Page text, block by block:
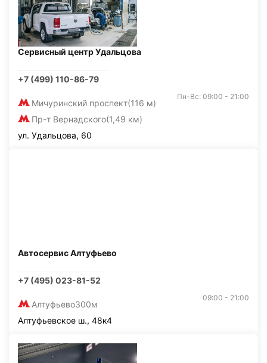
Сервисный центр Удальцова
+7 (499) 110-86-79
Мичуринский проспект(116 м)
Пр-т Вернадского(1,49 км)
Пн-Вс: 09:00 - 21:00
ул. Удальцова, 60
Автосервис Алтуфьево
+7 (495) 023-81-52
Алтуфьево300м
09:00 - 21:00
Алтуфьевское ш., 48к4